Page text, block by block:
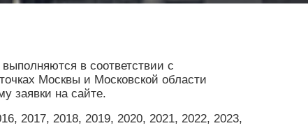
в соответствии с
Москвы и Московской области
заявки на сайте.
2017, 2018, 2019, 2020, 2021, 2022, 2023,